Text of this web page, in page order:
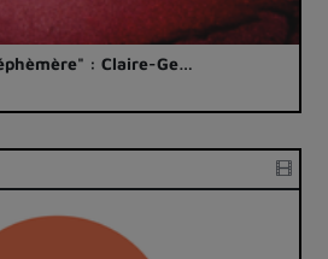
: Claire-Ge…